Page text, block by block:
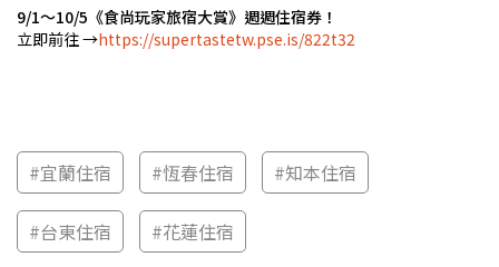
9/1～10/5《食尚玩家旅宿大賞》週週住宿券！
立即前往 →https://supertastetw.pse.is/822t32
#宜蘭住宿 #恆春住宿 #知本住宿
#台東住宿 #花蓮住宿